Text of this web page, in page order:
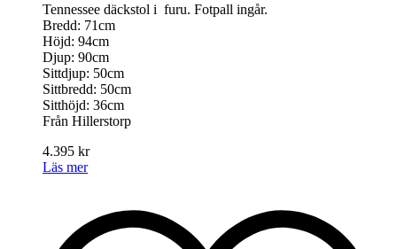
Tennessee däckstol i furu. Fotpall ingår.
Bredd: 71cm
Höjd: 94cm
Djup: 90cm
Sittdjup: 50cm
Sittbredd: 50cm
Sitthöjd: 36cm
Från Hillerstorp
4.395 kr
Läs mer